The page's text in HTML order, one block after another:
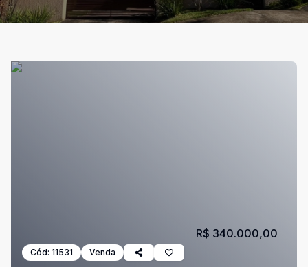
Cód: 11531 Venda
R$ 340.000,00